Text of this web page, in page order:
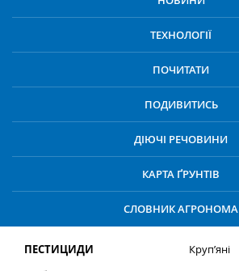
ТЕХНОЛОГІЇ
ПОЧИТАТИ
ПОДИВИТИСЬ
ДІЮЧІ РЕЧОВИНИ
КАРТА ҐРУНТІВ
СЛОВНИК АГРОНОМА
ПЕСТИЦИДИ
Круп’яні